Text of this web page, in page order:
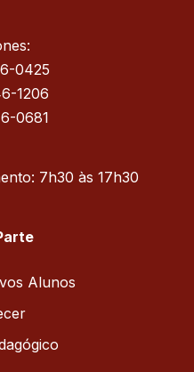
0425
1206
0681
7h30 às 17h30
Alunos